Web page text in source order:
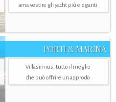
ama vestire gli yacht più eleganti
PORTI & MARINA
Villasimius, tutto il meglio
che può offrire un approdo